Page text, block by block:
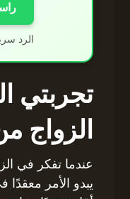
الرد
تجربتي
الزواج
عندما تفكر في
يبدو الأمر معقدًا